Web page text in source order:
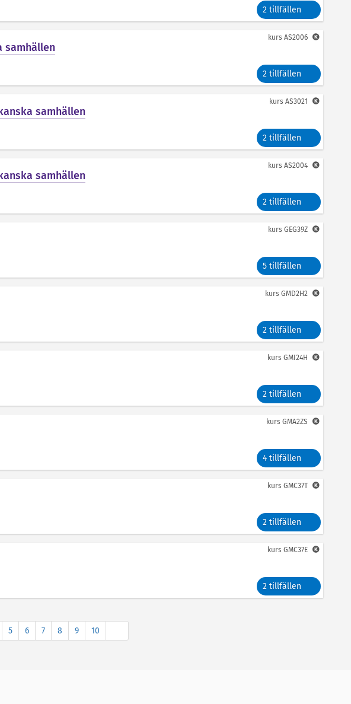
2 tillfällen
samhällen
2 tillfällen
kurs AS2006
samhällen
2 tillfällen
kurs AS3021
samhällen
2 tillfällen
kurs AS2004
5 tillfällen
kurs GEG39Z
2 tillfällen
kurs GMD2H2
2 tillfällen
kurs GMI24H
4 tillfällen
kurs GMA2ZS
2 tillfällen
kurs GMC37T
2 tillfällen
kurs GMC37E
5 6 7 8 9 10